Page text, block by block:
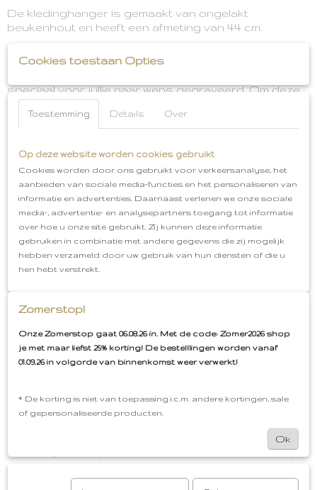
De kledinghanger is gemaakt van ongelakt
beukenhout en heeft een afmeting van 44 cm.
Let op:
speciaal voor jullie naar wens gegraveerd. Om deze
reden kan een gepersonaliseerde kledinghanger niet
retour gezonden worden. Check je bestelling daarom
goed na voor je definitief bestelt De kledinghanger is
van hout en hout is een natuurlijk materiaal. Dit kan
ervoor zorgen dat de hanger net iets afwijkt van de
productfoto. Dit zullen nooit grote verschillen zijn.
Verzenden:
Bestaat jouw bestelling uit gepersonaliseerde
producten en artikelen welke uit voorraad leverbaar
zijn? Dan word je bestelling in één keer compleet
verzonden zodra de gepersonaliseerde producten
werkdagen voor gepersonaliseerde producten.
Mocht je een spoed aanvraag hebben dan kan je via
whats app (06-15262796) contact met ons opnemen.
Zodat wij in overleg kunnen kijken wat er eventueel
Kledinghanger
Materiaal: ongelakt Beukenhout
Afmeting: 44 cm.
Let op! Gepersonaliseerde
Afhalen in
Oud-Beijerland
Gratis verzenden vanaf €50,00
Cookies toestaan Opties
Toestemming Details Over
Op deze website worden cookies gebruikt
Cookies worden door ons gebruikt voor verkeersanalyse, het
aanbieden van sociale media-functies en het personaliseren van
informatie en advertenties. Daarnaast verlenen we onze sociale
media-, advertentie- en analysepartners toegang tot informatie
over hoe u onze site gebruikt. Zij kunnen deze informatie
gebruiken in combinatie met andere gegevens die zij mogelijk
hebben verzameld door uw gebruik van hun diensten of die u
hen hebt verstrekt.
Zomerstop!
Onze Zomerstop gaat 06.08.26 in. Met de code: Zomer2026 shop
je met maar liefst 25% korting! De bestelllingen worden vanaf
01.09.26 in volgorde van binnenkomst weer verwerkt!
* De korting is niet van toepassing i.c.m. andere kortingen, sale
of gepersonaliseerde producten.
Ok